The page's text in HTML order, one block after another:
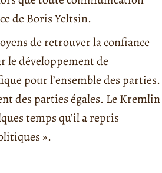
de Boris Yeltsin.
de retrouver la confiance
le développement de
pour l’ensemble des parties.
des parties égales. Le Kremlin
temps qu’il a repris
».